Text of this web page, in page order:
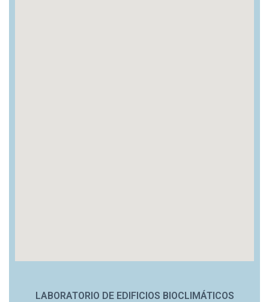
LABORATORIO DE EDIFICIOS BIOCLIMÁTICOS